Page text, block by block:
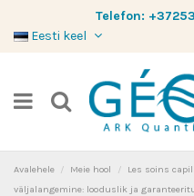
Telefon:
Eesti keel
Avalehele Meie hool Les soins
väljalangemine: looduslik ja